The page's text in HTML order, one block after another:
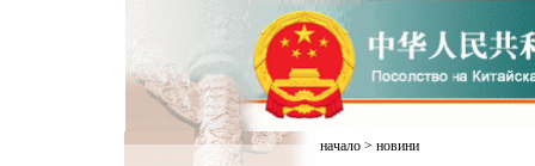
начало> новини